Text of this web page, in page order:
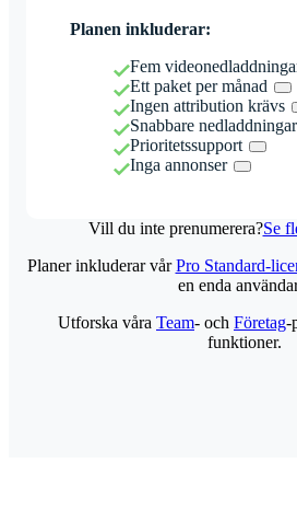
Planen inkluderar:
Fem
Ett paket per månad
Ingen attribution krävs
Snabbare nedladdningar
Prioritetssupport
Inga annonser
Vill du inte prenumerera?Se
Planer inkluderar vårPro Standard-
en enda
Utforska våra Team- och Företag-
funktioner.